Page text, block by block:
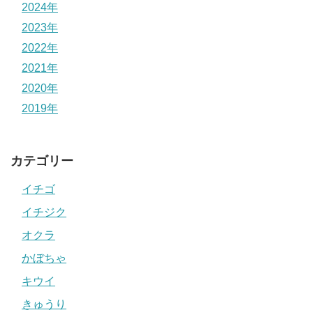
2024年
2023年
2022年
2021年
2020年
2019年
カテゴリー
イチゴ
イチジク
オクラ
かぼちゃ
キウイ
きゅうり